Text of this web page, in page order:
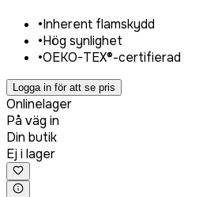
•Inherent flamskydd
•Hög synlighet
•OEKO-TEX®-certifierad
Logga in för att se pris
Onlinelager
På väg in
Din butik
Ej i lager